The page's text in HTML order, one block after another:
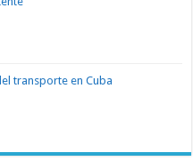
transporte en Cuba